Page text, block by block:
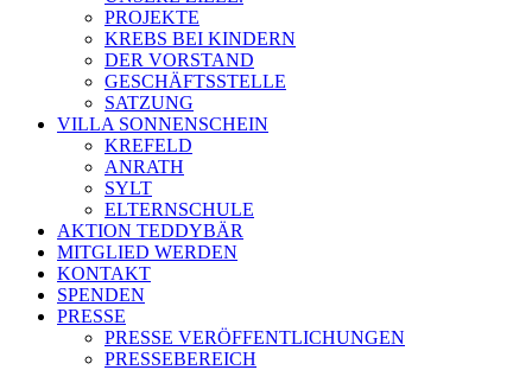
PROJEKTE
KREBS BEI KINDERN
DER VORSTAND
GESCHÄFTSSTELLE
SATZUNG
VILLA SONNENSCHEIN
KREFELD
ANRATH
SYLT
ELTERNSCHULE
AKTION TEDDYBÄR
MITGLIED WERDEN
KONTAKT
SPENDEN
PRESSE
PRESSE VERÖFFENTLICHUNGEN
PRESSEBEREICH